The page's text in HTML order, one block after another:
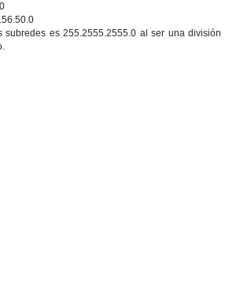
subredes es 255.2555.2555.0 al ser una división